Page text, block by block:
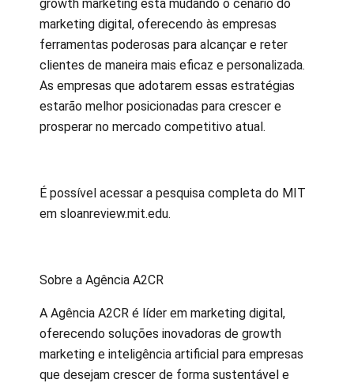
growth marketing está mudando o cenário do
marketing digital, oferecendo às empresas
ferramentas poderosas para alcançar e reter
clientes de maneira mais eficaz e personalizada.
As empresas que adotarem essas estratégias
estarão melhor posicionadas para crescer e
prosperar no mercado competitivo atual.
É possível acessar a pesquisa completa do MIT
em sloanreview.mit.edu.
Sobre a Agência A2CR
A Agência A2CR é líder em marketing digital,
oferecendo soluções inovadoras de growth
marketing e inteligência artificial para empresas
que desejam crescer de forma sustentável e